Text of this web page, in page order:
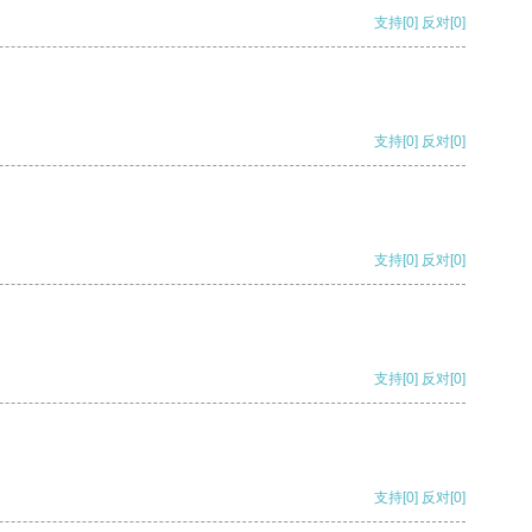
支持[0] 反对[0]
支持[0] 反对[0]
支持[0] 反对[0]
支持[0] 反对[0]
支持[0] 反对[0]